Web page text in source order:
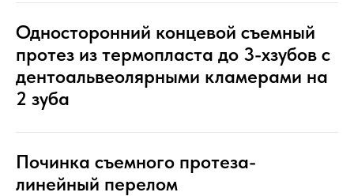
Односторонний концевой съемный
протез из термопласта до 3-хзубов с
дентоальвеолярными кламерами на
2 зуба
Починка съемного протеза-
линейный перелом